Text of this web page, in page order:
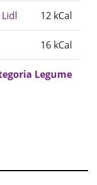
12 kCal
16 kCal
Legume